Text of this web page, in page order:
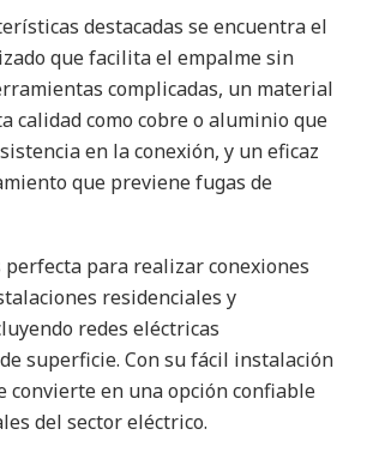
destacadas se encuentra el
que facilita el empalme sin
complicadas, un material
calidad como cobre o aluminio que
en la conexión, y un eficaz
que previene fugas de
perfecta para realizar conexiones
residenciales y
redes eléctricas
superficie. Con su fácil instalación
convierte en una opción confiable
del sector eléctrico.